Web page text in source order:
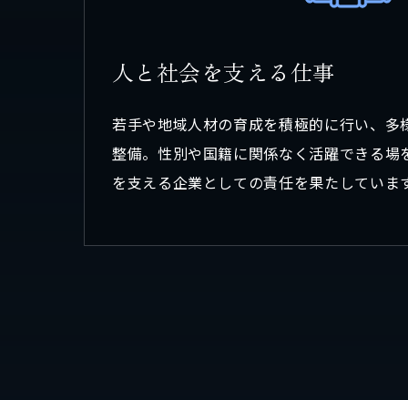
人と 社会を支え る 仕事
若手や地域人材の育成を積極的に行い、多
整備。性別や国籍に関係なく活躍できる場
を支える企業としての責任を果たしていま